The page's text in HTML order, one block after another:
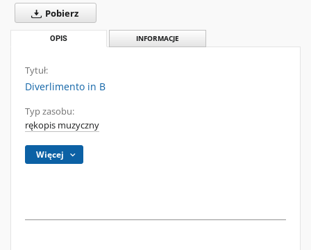
Pobierz
OPIS INFORMACJE
Tytuł:
Diverlimento in B
Typ zasobu:
rękopis muzyczny
Więcej